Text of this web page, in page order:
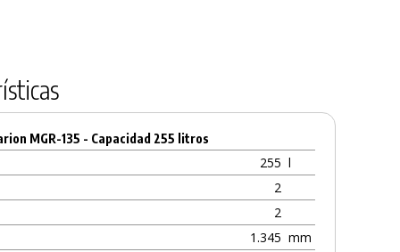
MGR-135 - Capacidad 255 litros
255 l
2
2
1.345 mm